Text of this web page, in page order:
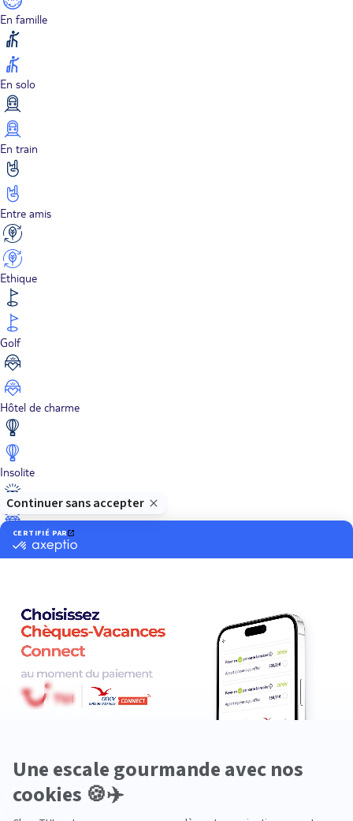
En famille
En solo
En train
Entre amis
Ethique
Golf
Hôtel de charme
Insolite
Luxe
Premium